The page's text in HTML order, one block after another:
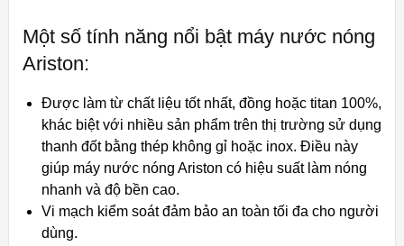
Một số tính năng nổi bật máy nước nóng
Ariston:
Được làm từ chất liệu tốt nhất, đồng hoặc titan 100%,
khác biệt với nhiều sản phẩm trên thị trường sử dụng
thanh đốt bằng thép không gỉ hoặc inox. Điều này
giúp máy nước nóng Ariston có hiệu suất làm nóng
nhanh và độ bền cao.
Vi mạch kiểm soát đảm bảo an toàn tối đa cho người
dùng.